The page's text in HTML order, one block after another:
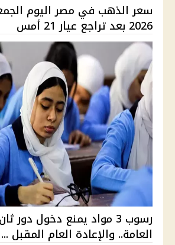
2026 بعد تراجع عيار 21 أمس
رسوب 3 مواد يمنع دخول دور
العامة.. والإعادة العام المقبل ...